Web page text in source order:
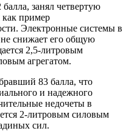
занял четвертую
как пример
Электронные системы в
не снижает его общую
2,5-литровым
агрегатом.
83 балла, что
и надежного
недочеты в
2-литровым силовым
сил.